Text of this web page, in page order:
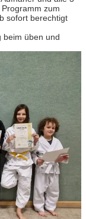
zum
sofort berechtigt
beim üben und